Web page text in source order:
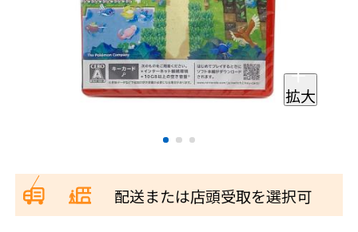
拡大
配送または店頭受取を選択可